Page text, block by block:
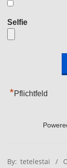
Selfie
*Pflichtfeld
07-
By: tetelestai